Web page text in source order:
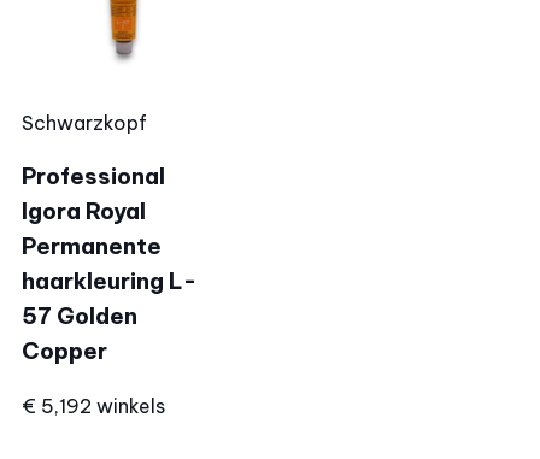
Schwarzkopf
Professional
Igora Royal
Permanente
haarkleuring L-
57 Golden
Copper
€ 5,192 winkels